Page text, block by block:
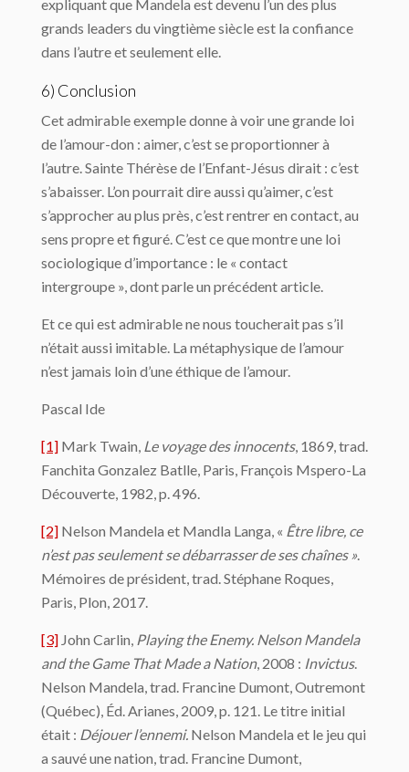
expliquant que Mandela est devenu l’un des plus
grands leaders du vingtième siècle est la confiance
dans l’autre et seulement elle.
6) Conclusion
Cet admirable exemple donne à voir une grande loi
de l’amour-don : aimer, c’est se proportionner à
l’autre. Sainte Thérèse de l’Enfant-Jésus dirait : c’est
s’abaisser. L’on pourrait dire aussi qu’aimer, c’est
s’approcher au plus près, c’est rentrer en contact, au
sens propre et figuré. C’est ce que montre une loi
sociologique d’importance : le « contact
intergroupe », dont parle un précédent article.
Et ce qui est admirable ne nous toucherait pas s’il
n’était aussi imitable. La métaphysique de l’amour
n’est jamais loin d’une éthique de l’amour.
Pascal Ide
[1] Mark Twain, Le voyage des innocents, 1869, trad.
Fanchita Gonzalez Batlle, Paris, François Mspero-La
Découverte, 1982, p. 496.
[2] Nelson Mandela et Mandla Langa, « Être libre, ce
n’est pas seulement se débarrasser de ses chaînes ».
Mémoires de président, trad. Stéphane Roques,
Paris, Plon, 2017.
[3] John Carlin, Playing the Enemy. Nelson Mandela
and the Game That Made a Nation, 2008 : Invictus.
Nelson Mandela, trad. Francine Dumont, Outremont
(Québec), Éd. Arianes, 2009, p. 121. Le titre initial
était : Déjouer l’ennemi. Nelson Mandela et le jeu qui
a sauvé une nation, trad. Francine Dumont,